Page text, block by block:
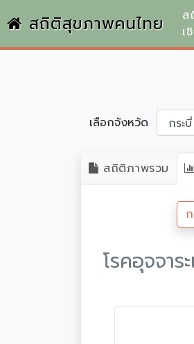
สถิติสุขภาพคนไทย
ส
เ
เลือกจังหวัด
สถิติภาพรวม
โรคอุจจา